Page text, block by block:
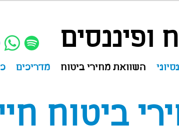
ופיננסים
השוואת מחירי ביטוח מדריכים
ביטוח